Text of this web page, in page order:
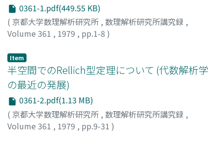
0361-1.pdf(449.55 KB)
( 京都大学数理解析研究所 , 数理解析研究所講究録 ,
Volume 361 , 1979 , pp.1-8 )
Item
半空間でのRellich型定理について (代数解析学
の最近の発展)
0361-2.pdf(1.13 MB)
( 京都大学数理解析研究所 , 数理解析研究所講究録 ,
Volume 361 , 1979 , pp.9-31 )